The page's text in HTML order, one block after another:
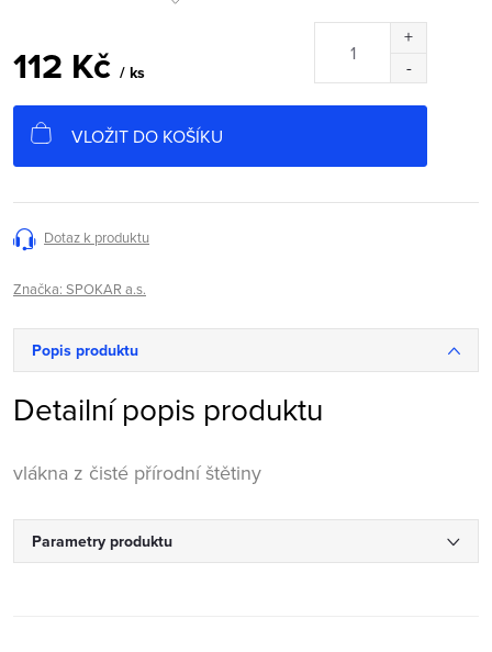
112 Kč / ks
cena:
VLOŽIT DO KOŠÍKU
Dotaz k produktu
Značka: SPOKAR a.s.
Popis produktu
Detailní popis produktu
vlákna z čisté přírodní štětiny
Parametry produktu